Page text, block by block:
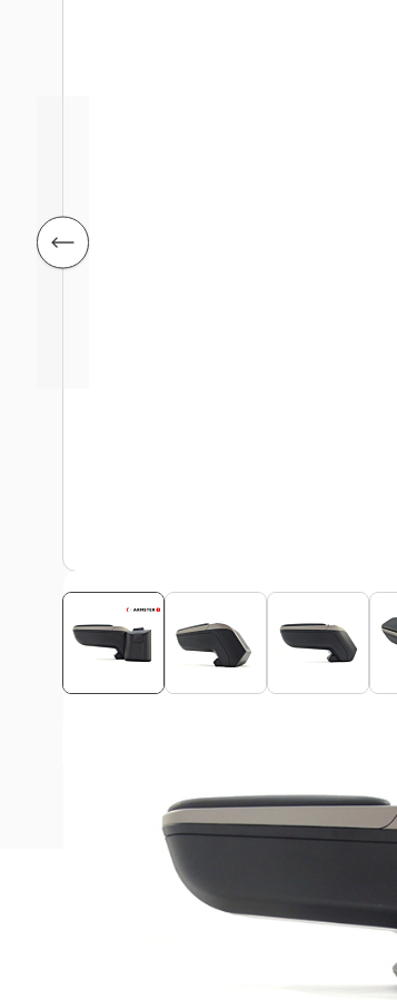
Beschrijving
Deze Armster 2 armsteun is passend